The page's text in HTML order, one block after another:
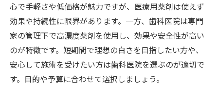
心で手軽さや低価格が魅力ですが、医療用薬剤は使えず
効果や持続性に限界があります。一方、歯科医院は専門
家の管理下で高濃度薬剤を使用し、効果や安全性が高い
のが特徴です。短期間で理想の白さを目指したい方や、
安心して施術を受けたい方は歯科医院を選ぶのが適切で
す。目的や予算に合わせて選択しましょう。